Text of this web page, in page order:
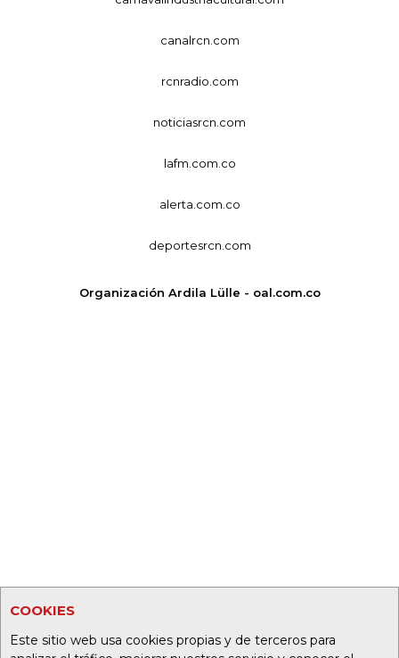
COOKIES
Este sitio web usa cookies propias y de terceros para
canalrcn.com
rcnradio.com
noticiasrcn.com
lafm.com.co
alerta.com.co
deportesrcn.com
Organización Ardila Lülle - oal.com.co